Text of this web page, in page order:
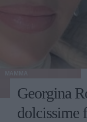
Georgina
dolcissime